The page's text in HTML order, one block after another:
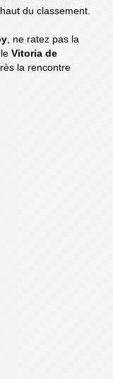
du classement.
, ne ratez pas la
leVitoria de
la rencontre